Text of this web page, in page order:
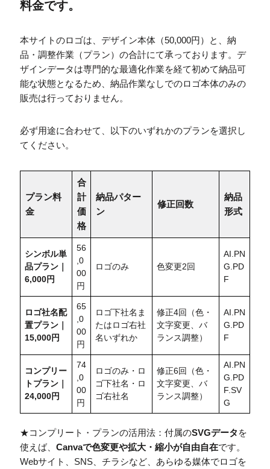
料金です。
本サイトのロゴは、デザイン本体（50,000円）と、納
品・調整作業（プラン）の合計にて承っております。デ
ザインデータは専門的な最適化作業を経て初めて納品可
能な状態となるため、納品作業なしでのロゴ本体のみの
販売は行っておりません。
必ず用途に合わせて、以下のいずれかのプランを選択し
てください。
プラン料
金
合
計
価
格
納品パター
ン
修正回数
納品
形式
シンボル単
品プラン｜
6,000円
56
,0
00
円
ロゴのみ 色変更2回
AI.PN
G.PD
F
ロゴ社名配
置プラン｜
15,000円
65
,0
00
円
ロゴ下社名ま
たはロゴ右社
名いずれか
修正4回（色・
文字変更、バ
ランス調整）
AI.PN
G.PD
F
コンプリー
トプラン｜
24,000円
74
,0
00
円
ロゴのみ・ロ
ゴ下社名・ロ
ゴ右社名
修正6回（色・
文字変更、バ
ランス調整）
AI.PN
G.PD
F.SV
G
★コンプリート・プランの活用法：付属のSVGデータ を
使えば、 Canvaで色変更や拡大・縮小が自由自在です。
Webサイト、SNS、チラシなど、あらゆる媒体でロゴを